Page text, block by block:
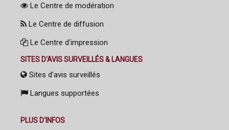
Le Centre de modération
Le Centre de diffusion
Le Centre d'impression
SITES D'AVIS SURVEILLÉS & LANGUES
Sites d'avis surveillés
Langues supportées
PLUS D'INFOS